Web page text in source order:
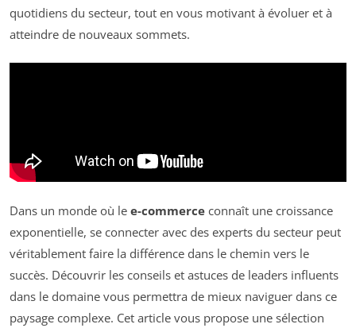
quotidiens du secteur, tout en vous motivant à évoluer et à
atteindre de nouveaux sommets.
Dans un monde où le e-commerce connaît une croissance
exponentielle, se connecter avec des experts du secteur peut
véritablement faire la différence dans le chemin vers le
succès. Découvrir les conseils et astuces de leaders influents
dans le domaine vous permettra de mieux naviguer dans ce
paysage complexe. Cet article vous propose une sélection